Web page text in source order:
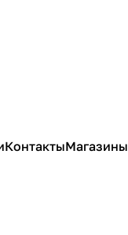
КонтактыМагазины